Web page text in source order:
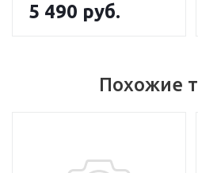
5 490 руб.
Похожие